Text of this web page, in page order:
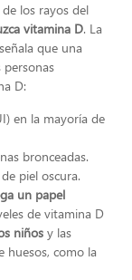
los rayos del
vitamina D. La
que una
D:
en la mayoría de
bronceadas.
piel oscura.
un papel
de vitamina D
niños y las
huesos, como la